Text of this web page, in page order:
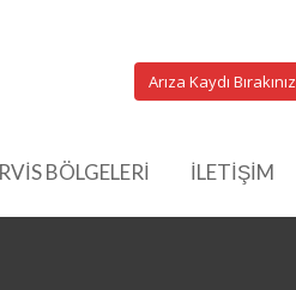
Arıza Kaydı Bırakınız
BÖLGELERİ İLETİŞİM